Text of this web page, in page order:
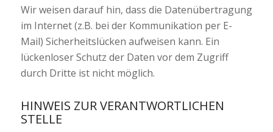
Wir weisen darauf hin, dass die Datenübertragung
im Internet (z.B. bei der Kommunikation per E-
Mail) Sicherheitslücken aufweisen kann. Ein
lückenloser Schutz der Daten vor dem Zugriff
durch Dritte ist nicht möglich.
HINWEIS ZUR VERANTWORTLICHEN
STELLE